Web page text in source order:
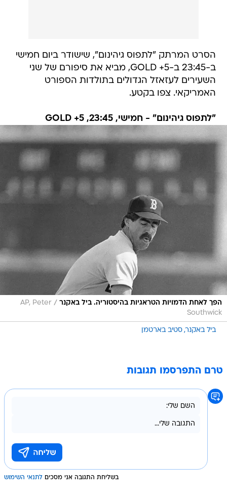
הסרט המרתק "לתפוס גיהינום", שישודר ביום חמישי
ב-23:45 ב-5+ GOLD, מביא את סיפורם של שני
השעירים לעזאזל הגדולים בתולדות הספורט
האמריקאי. צפו בקטע.
"לתפוס גיהינום" - חמישי, 23:45, 5+ GOLD
הפך לאחת הדמויות הטראגיות בהיסטוריה. ביל באקנר /
AP, Peter
Southwick
ביל באקנר סטיב בארטמן
טרם התפרסמו תגובות
בשליחת התגובה אני מסכים לתנאי השימוש